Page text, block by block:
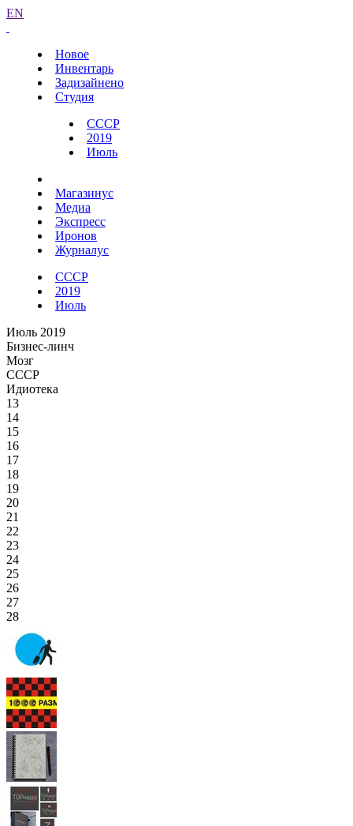
EN
Новое
Инвентарь
Задизайнено
Студия
СССР
2019
Июль
Магазинус
Медиа
Экспресс
Иронов
Журналус
СССР
2019
Июль
Июль 2019
Бизнес-линч
Мозг
СССР
Идиотека
13
14
15
16
17
18
19
20
21
22
23
24
25
26
27
28